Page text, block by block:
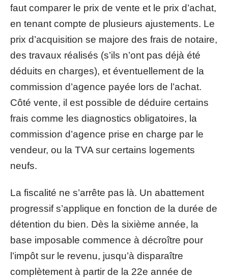
faut comparer le prix de vente et le prix d’achat,
en tenant compte de plusieurs ajustements. Le
prix d’acquisition se majore des frais de notaire,
des travaux réalisés (s’ils n’ont pas déjà été
déduits en charges), et éventuellement de la
commission d’agence payée lors de l’achat.
Côté vente, il est possible de déduire certains
frais comme les diagnostics obligatoires, la
commission d’agence prise en charge par le
vendeur, ou la TVA sur certains logements
neufs.
La fiscalité ne s’arrête pas là. Un abattement
progressif s’applique en fonction de la durée de
détention du bien. Dès la sixième année, la
base imposable commence à décroître pour
l’impôt sur le revenu, jusqu’à disparaître
complètement à partir de la 22e année de